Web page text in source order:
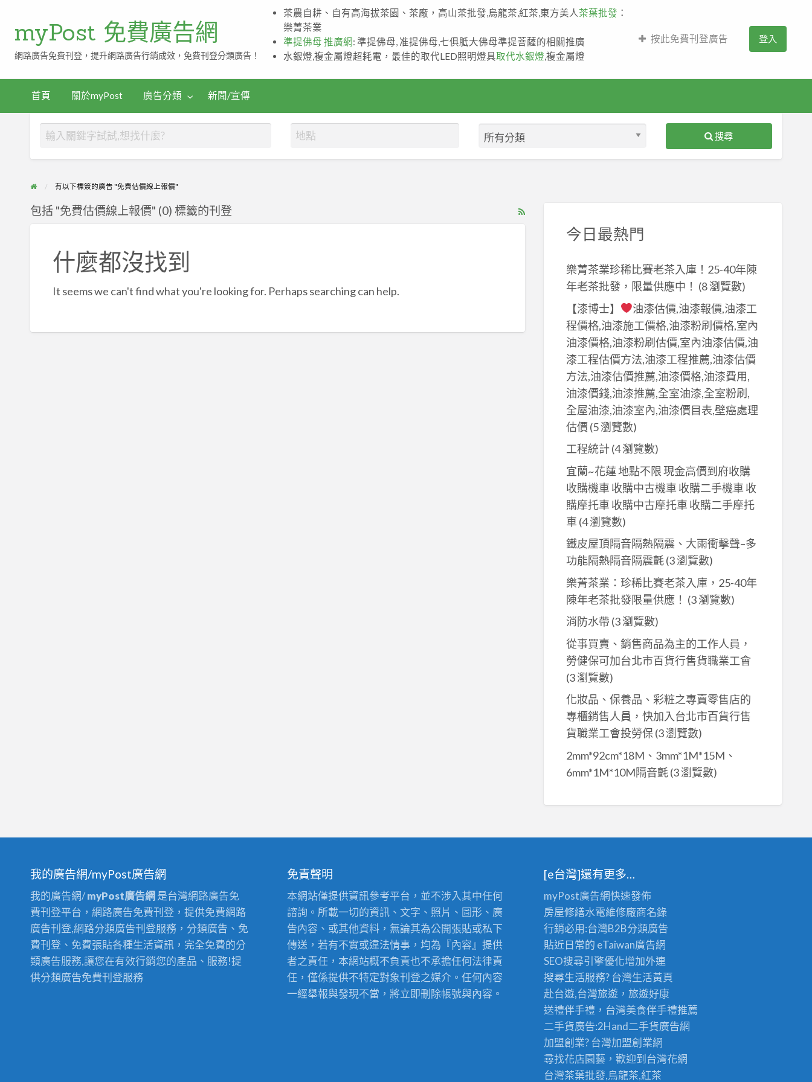
myPost 免費廣告網
網路廣告免費刊登，提升網路廣告行銷成效，免費刊登分類廣告！
茶農自耕、自有高海拔茶園、茶廠，高山茶批發,烏龍茶,紅茶,東方美人 茶葉批發 ：
樂菁茶業
準提佛母 推廣網: 準提佛母, 准提佛母,七俱胝大佛母準提菩薩的相關推廣
水銀燈,複金屬燈超耗電，最佳的取代LED照明燈具取代水銀燈 ,複金屬燈
按此免費刊登廣告 登入
首頁 關於myPost 廣告分類 新聞/宣傳
搜尋
有以下標簽的廣告 "免費估價線上報價"
RSS
包括 "免費估價線上報價" (0) 標籤的刊登
什麼都沒找到
It seems we can't find what you're looking for. Perhaps searching can help.
今日最熱門
樂菁茶業珍稀比賽老茶入庫！25-40年陳
年老茶批發，限量供應中！ (8 瀏覽數)
【漆博士】
油漆估價,油漆報價,油漆工
程價格,油漆施工價格,油漆粉刷價格,室內
油漆價格,油漆粉刷估價,室內油漆估價,油
漆工程估價方法,油漆工程推薦,油漆估價
方法,油漆估價推薦,油漆價格,油漆費用,
油漆價錢,油漆推薦,全室油漆,全室粉刷,
全屋油漆,油漆室內,油漆價目表,壁癌處理
估價(5 瀏覽數)
工程統計(4 瀏覽數)
宜蘭~花蓮 地點不限 現金高價到府收購
收購機車 收購中古機車 收購二手機車 收
購摩托車 收購中古摩托車 收購二手摩托
車(4 瀏覽數)
鐵皮屋頂隔音隔熱隔震、大雨衝擊聲–多
功能隔熱隔音隔震氈(3 瀏覽數)
樂菁茶業：珍稀比賽老茶入庫，25-40年
陳年老茶批發限量供應！ (3 瀏覽數)
消防水帶 (3 瀏覽數)
從事買賣、銷售商品為主的工作人員，
勞健保可加台北市百貨行售貨職業工會
(3 瀏覽數)
化妝品、保養品、彩粧之專賣零售店的
專櫃銷售人員，快加入台北市百貨行售
貨職業工會投勞保(3 瀏覽數)
2mm*92cm*18M、3mm*1M*15M、
6mm*1M*10M隔音氈(3 瀏覽數)
我的廣告網/myPost廣告網
我的廣告網/myPost廣告網是台灣網路廣告免
費刊登平台，網路廣告免費刊登，提供免費網路
廣告刊登,網路分類廣告刊登服務，分類廣告、免
費刊登、免費張貼各種生活資訊，完全免費的分
類廣告服務,讓您在有效行銷您的產品、服務!提
供分類廣告免費刊登服務
免責聲明
本網站僅提供資訊參考平台，並不涉入其中任何
諮詢。所載一切的資訊、文字、照片、圖形、廣
告內容、或其他資料，無論其為公開張貼或私下
傳送，若有不實或違法情事，均為『內容』提供
者之責任，本網站概不負責也不承擔任何法律責
任，僅係提供不特定對象刊登之媒介。任何內容
一經舉報與發現不當，將立即刪除帳號與內容。
[e台灣]還有更多…
myPost廣告網快速發佈
房屋修繕水電維修廠商名錄
行銷必用:台灣B2B分類廣告
貼近日常的 eTaiwan廣告網
SEO搜尋引擎優化增加外連
搜尋生活服務? 台灣生活黃頁
赴台遊,台灣旅遊 ，旅遊好康
送禮伴手禮，台灣美食伴手禮推薦
二手貨廣告:2Hand二手貨廣告網
加盟創業? 台灣加盟創業網
尋找花店園藝，歡迎到台灣花網
台灣茶葉批發,烏龍茶,紅茶